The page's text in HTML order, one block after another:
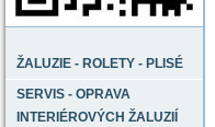
ŽALUZIE - ROLETY - PLISÉ
SERVIS - OPRAVA
INTERIÉROVÝCH ŽALUZIÍ